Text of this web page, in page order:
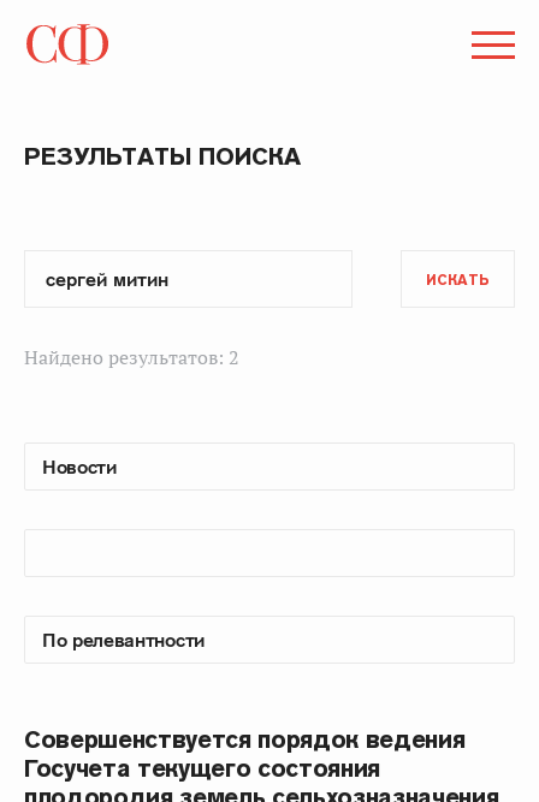
РЕЗУЛЬТАТЫ ПОИСКА
ИСКАТЬ
Найдено результатов: 2
Совершенствуется порядок ведения
Госучета текущего состояния